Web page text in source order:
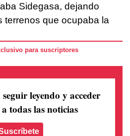
Sidegasa, dejando
terrenos que ocupaba la
para suscriptores
leyendo y acceder
todas las noticias